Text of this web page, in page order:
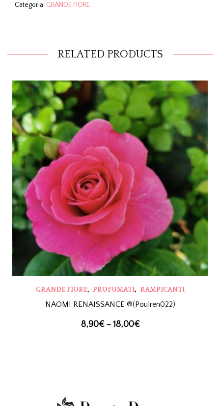
Categoria: GRANDE FIORE
RELATED PRODUCTS
GRANDE FIORE, PROFUMATI, RAMPICANTI
NAOMI RENAISSANCE ®(Poulren022)
8,90€– 18,00€